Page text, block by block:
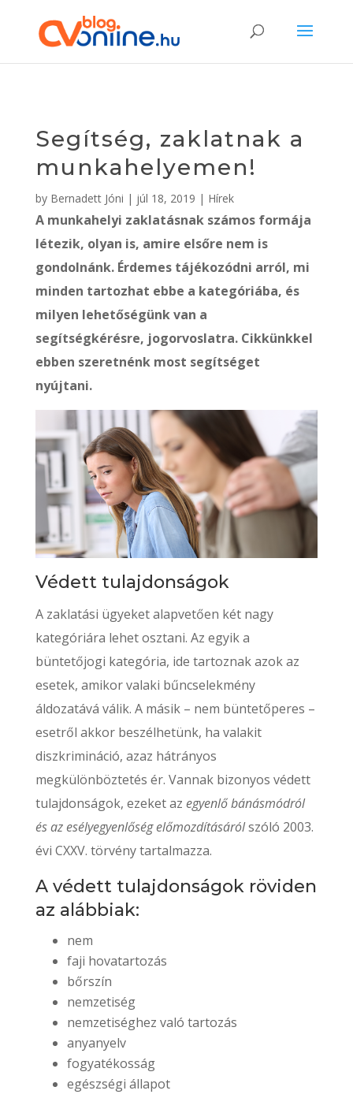
Segítség, zaklatnak a
munkahelyemen!
by Bernadett Jóni | júl 18, 2019 | Hírek
A munkahelyi zaklatásnak számos formája
létezik, olyan is, amire elsőre nem is
gondolnánk. Érdemes tájékozódni arról, mi
minden tartozhat ebbe a kategóriába, és
milyen lehetőségünk van a
segítségkérésre, jogorvoslatra. Cikkünkkel
ebben szeretnénk most segítséget
nyújtani.
Védett tulajdonságok
A zaklatási ügyeket alapvetően két nagy
kategóriára lehet osztani. Az egyik a
büntetőjogi kategória, ide tartoznak azok az
esetek, amikor valaki bűncselekmény
áldozatává válik. A másik – nem büntetőperes –
esetről akkor beszélhetünk, ha valakit
diszkrimináció, azaz hátrányos
megkülönböztetés ér. Vannak bizonyos védett
tulajdonságok, ezeket az egyenlő bánásmódról
és az esélyegyenlőség előmozdításárólszóló 2003.
évi CXXV. törvény tartalmazza.
A védett tulajdonságok röviden
az alábbiak:
nem
faji hovatartozás
bőrszín
nemzetiség
nemzetiséghez való tartozás
anyanyelv
fogyatékosság
egészségi állapot